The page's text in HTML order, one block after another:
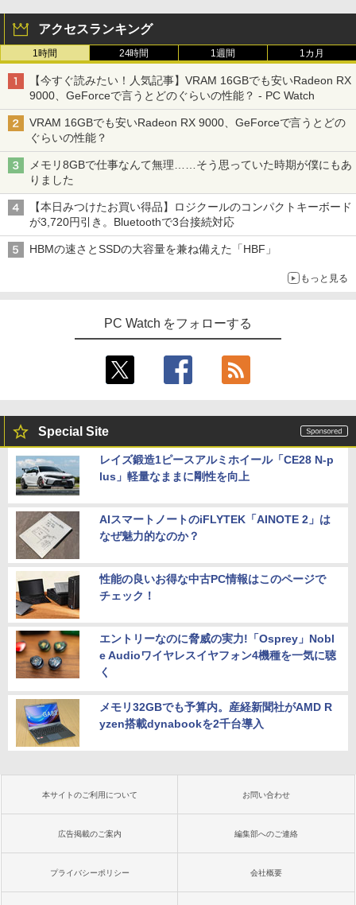
パソコン 東芝 TOSHIBA 第6世代 Core i3
メモリ 4GB 新品SSD 256GB 15.6インチ
USB3.0 HDMI端子 Bluetooth DVD WIFI
Office2付き Windows11 オフィス 中古P
￥12,555
3
【期間限定破格金額！】新生活 新古品 W
in11搭載 パソコンノートパソコンoffice
5.6型 インテル高速CPU ランダムで発送
メモリ4GB～ 高速SSD1TB 最大 フルHD
Webカメラ zoom 軽量薄型 無線 型番更
新で在庫処分
【★最大100%ポイント】【Windows11
正式対応 × テンキー】富士通 LIFEBOO
B/16GB/SSD:128GB/256GB/512GB/1T
B/DVD/Wi-fi/15.6型/Office/HDMI/USB3.
5
938 超軽量ノートパソコン 13.3型FHD
第7世代 Core i5 / メモリ8GB / SSD256G
B / Webカメラ / 初期設定不要
￥22,800
￥2,800
3
R291-DELL P2419H 23.8インチ 液晶モ
ニタ 1点 フルHD(1920x1080) 表面処理:
ノングレア(非光沢) HDMIx1/D-Subx1/Di
splayPortx1 ★送料無料★【中古動作
￥6,980
【楽天1位 10.5/11インチ 小型 軽量】モ
バイルモニター 10.5インチ 11インチ フ
ルHD 1080P 100%sRGB 400cd/m? 光沢
C対応 miniHDMI モニター 持ち運び サブ
￥10,999
120Hz /60Hz 2k 15.6インチ タッチパネ
ル 撥水加工ケース スタンド 非光沢 薄型
軽量 VESA ポータブル ps5/Mac/switch/
2対応 スピーカー内蔵 kksmart
3
杖と剣のウィストリア（16） 【電子書
籍】[ 大森藤ノ ]
￥594
4
[新品][全巻収納ダンボール本棚付]◆特典
新刊)[オリジナル缶バッジ付] 全巻セット
￥30,906
ちいかわ なんか小さくてかわいいやつ
ターズA） [ ナガノ ]
￥3,630
アクセスランキング
1時間 24時間 1週間 1カ月
【今すぐ読みたい！人気記事】VRAM 16GBでも安いRadeon RX
9000、GeForceで言うとどのぐらいの性能？ - PC Watch
VRAM 16GBでも安いRadeon RX 9000、GeForceで言うとどの
ぐらいの性能？
メモリ8GBで仕事なんて無理……そう思っていた時期が僕にもあ
りました
【本日みつけたお買い得品】ロジクールのコンパクトキーボード
が3,720円引き。Bluetoothで3台接続対応
HBMの速さとSSDの大容量を兼ね備えた「HBF」
もっと見る
PC Watch をフォローする
Special Site
レイズ鍛造1ピースアルミホイール「CE28 N-p
lus」軽量なままに剛性を向上
AIスマートノートのiFLYTEK「AINOTE 2」は
なぜ魅力的なのか？
性能の良いお得な中古PC情報はこのページで
チェック！
エントリーなのに脅威の実力!「Osprey」Nobl
e Audioワイヤレスイヤフォン4機種を一気に聴
く
メモリ32GBでも予算内。産経新聞社がAMD R
yzen搭載dynabookを2千台導入
本サイトのご利用について お問い合わせ
広告掲載のご案内 編集部へのご連絡
プライバシーポリシー 会社概要